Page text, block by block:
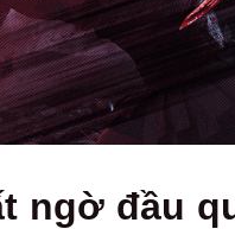
ngờ đầu